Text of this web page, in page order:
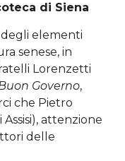
di Siena
elementi
senese, in
Lorenzetti
Governo,
che Pietro
attenzione
delle